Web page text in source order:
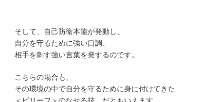
そして、自己防衛本能が発動し、
自分を守るために強い口調、
相手を刺す強い言葉を発するのです。
こちらの場合も、
その環境の中で自分を守るために身に付けてきた